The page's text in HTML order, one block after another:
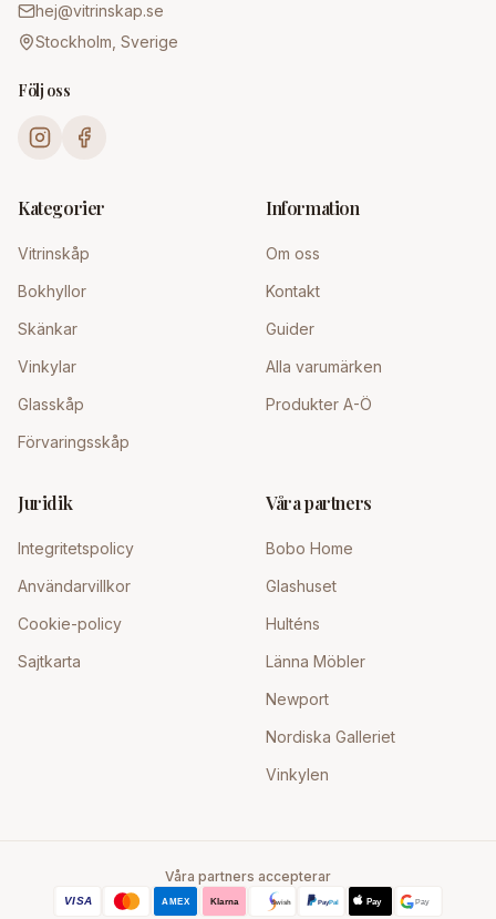
hej@vitrinskap.se
Stockholm, Sverige
Följ oss
Kategorier
Vitrinskåp
Bokhyllor
Skänkar
Vinkylar
Glasskåp
Förvaringsskåp
Information
Om oss
Kontakt
Guider
Alla varumärken
Produkter A-Ö
Juridik
Integritetspolicy
Användarvillkor
Cookie-policy
Sajtkarta
Våra partners
Bobo Home
Glashuset
Hulténs
Länna Möbler
Newport
Nordiska Galleriet
Vinkylen
Våra partners accepterar